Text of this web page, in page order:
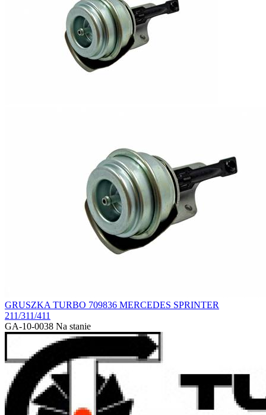
GRUSZKA TURBO 709836 MERCEDES SPRINTER
211/311/411
GA-10-0038 Na stanie